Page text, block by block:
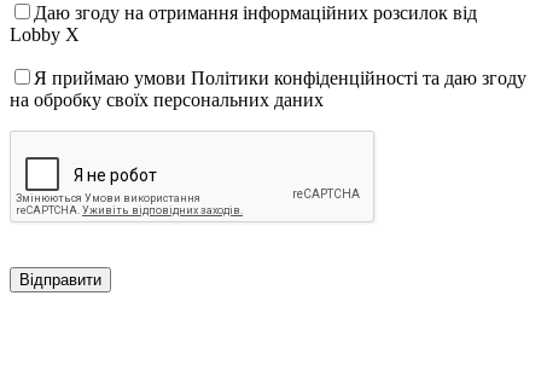
Даю згоду на отримання інформаційних розсилок від
Lobby X
Я приймаю умови Політики конфіденційності та даю згоду
на обробку своїх персональних даних